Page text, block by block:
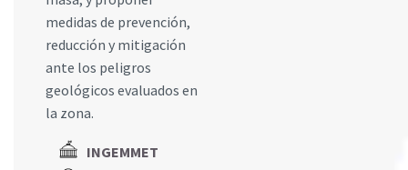
medidas de prevención,
reducción y mitigación
ante los peligros
geológicos evaluados en
la zona.
INGEMMET